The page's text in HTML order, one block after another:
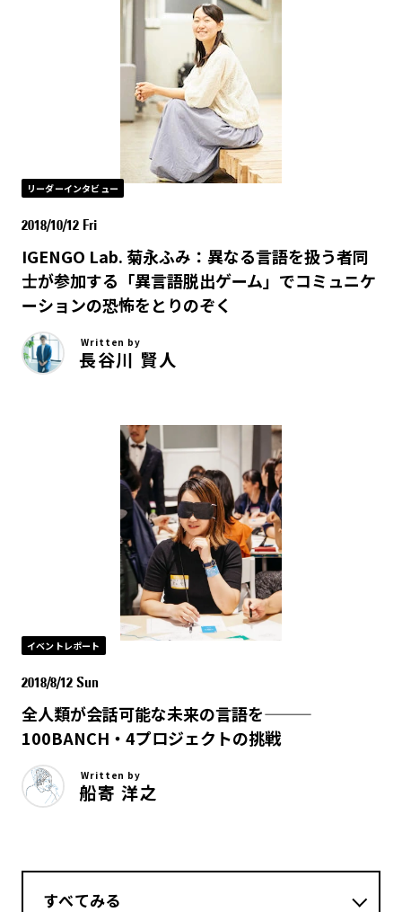
リーダーインタビュー
2018/10/12 Fri
IGENGO Lab. 菊永ふみ：異なる言語を扱う者同
士が参加する「異言語脱出ゲーム」でコミュニケ
ーションの恐怖をとりのぞく
Written by
長谷川 賢人
イベントレポート
2018/8/12 Sun
全人類が会話可能な未来の言語を———
100BANCH・4プロジェクトの挑戦
Written by
船寄 洋之
すべてみる